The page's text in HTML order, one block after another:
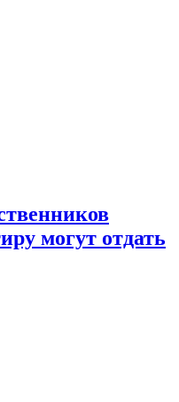
могут отдать